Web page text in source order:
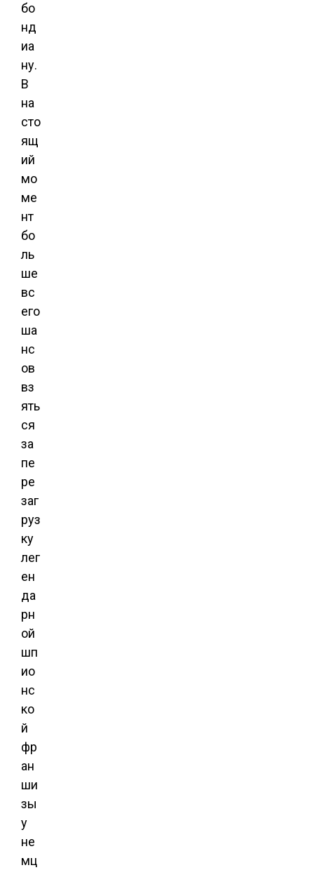
бо
нд
иа
ну.
В
на
сто
ящ
ий
мо
ме
нт
бо
ль
ше
вс
его
ша
нс
ов
вз
ять
ся
за
пе
ре
заг
руз
ку
лег
ен
да
рн
ой
шп
ио
нс
ко
й
фр
ан
ши
зы
у
не
мц